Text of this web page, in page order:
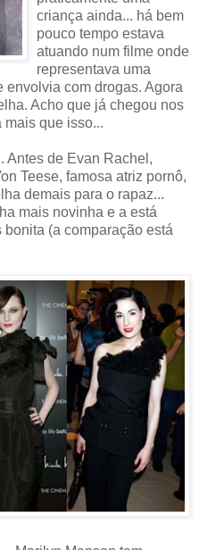
criança ainda... há bem
pouco tempo estava
atuando num filme onde
representava uma
envolvia com drogas. Agora
Acho que já chegou nos
que isso...
Antes de Evan Rachel,
Teese, famosa atriz pornô,
demais para o rapaz...
mais novinha e a está
(a comparação está